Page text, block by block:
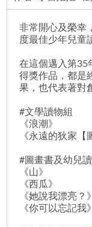
非常開心及榮幸
度最佳少年兒童
在這個邁入第35
得獎作品，都是
果，也代表著對
#文學讀物組
《浪潮》
《永遠的狄家【
#圖畫書及幼兒
《山》
《西瓜》
《她說我漂亮？》
《你可以忘記我》